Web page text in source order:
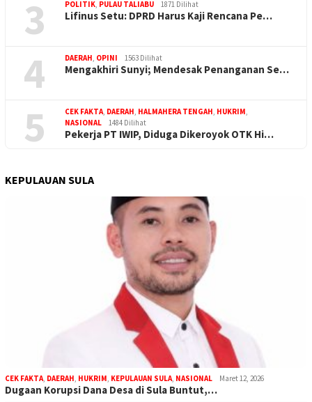
3 POLITIK, PULAU TALIABU 1871 Dilihat
Lifinus Setu: DPRD Harus Kaji Rencana Pe…
4 DAERAH, OPINI 1563 Dilihat
Mengakhiri Sunyi; Mendesak Penanganan Se…
5 CEK FAKTA, DAERAH, HALMAHERA TENGAH, HUKRIM,
NASIONAL
1484 Dilihat
Pekerja PT IWIP, Diduga Dikeroyok OTK Hi…
KEPULAUAN SULA
CEK FAKTA, DAERAH, HUKRIM, KEPULAUAN SULA, NASIONAL Maret 12, 2026
Dugaan Korupsi Dana Desa di Sula Buntut,…